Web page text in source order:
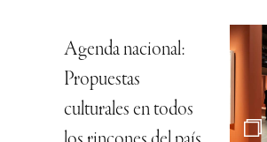
Agenda nacional:
Propuestas
culturales en todos